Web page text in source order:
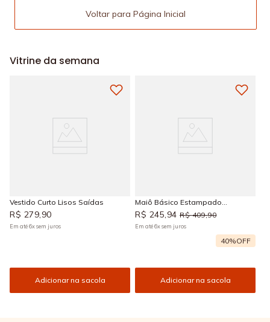
Voltar para Página Inicial
Vitrine da semana
Vestido Curto Lisos Saídas
R$ 279,90
Em até6xsem juros
Adicionar na sacola
Maiô Básico Estampado
Araguaia
R$ 245,94 R$ 409,90
Em até6xsem juros
40%OFF
Adicionar na sacola